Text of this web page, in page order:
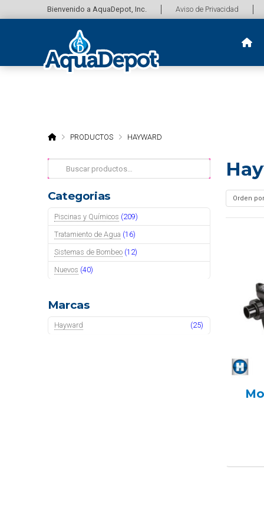
Bienvenido a AquaDepot, Inc. Aviso de Privacidad
HOMEPRODUCTOS HAYWARD
Buscar
por:
Categorias
Piscinas y Químicos (209)
Tratamiento de Agua (16)
Sistemas de Bombeo (12)
Nuevos (40)
Marcas
Hayward (25)